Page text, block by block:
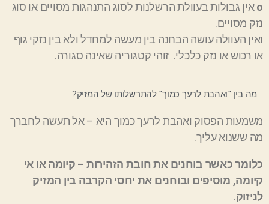
οאין גבולות בעוולת הרשלנות לסוג התנהגותמסוייםאו סוג
נזקמסויים.
ואין העוולה עושה הבחנה בין מעשה למחדל ולא בין נזקי גוף
או רכוש או נזק כלכלי. זוהי קטגוריה שאינה סגורה.
מה בין "ואהבת לרעך כמוך" להתרשלותו של המזיק?
משמעות הפסוק ואהבת לרעך כמוך היא–אל תעשה לחברך
מה ששנוא עליך.
כלומרכאשר בוחנים את חובת הזהירות–קיומה או אי
קיומה, מוסיפים ובוחנים אתיחסיהקרבהבין המזיק
לניזוק.